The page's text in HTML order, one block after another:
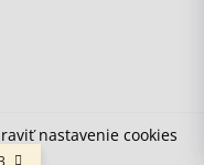
nastavenie cookies